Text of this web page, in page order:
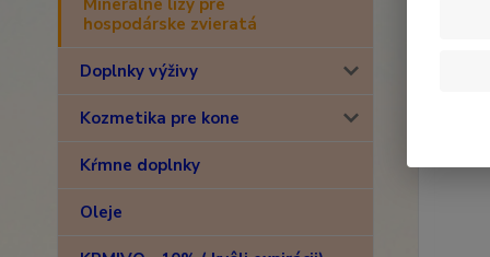
Minerálne lizy pre
hospodárske zvieratá
Doplnky výživy
Kozmetika pre kone
Kŕmne doplnky
Oleje